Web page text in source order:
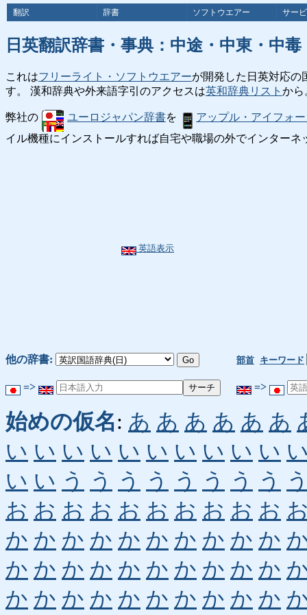
翻訳 辞書 ソフトウエアー サー
日英翻訳辞書・事典：中途・中東・中
これはフリーライト・ソフトウエアーが開発した日英対応の
す。 漢和辞典や外来語字引のアクセスは英和辞典リスト から
弊社の ユーロジャパン辞書を
アップル・アイフォ
イル機種にインストールすれば自宅や職場の外でインター
英語表示
他の辞書: 部首 キーワード
=> =>
始めの仮名: あ あ あ あ あ あ
い い い い い い い い い い
い い う う う う う う う う
お お お お お お お お お お
か か か か か か か か か か
か か か か か か か か か か
か か か か か か か か か か